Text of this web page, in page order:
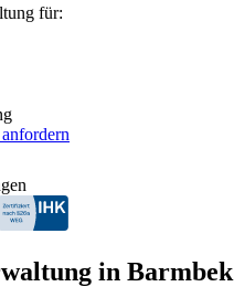
für:
in Barmbek